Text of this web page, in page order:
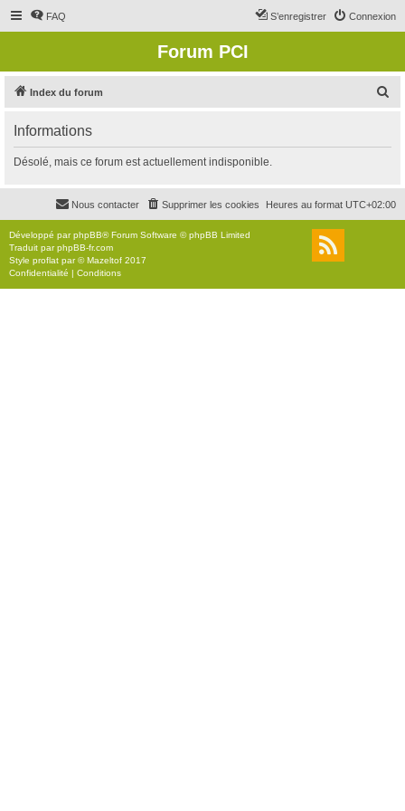
FAQ Connexion
S’enregistrer
Forum PCI
Index du forum
r
c
r
Informations
Désolé, mais ce forum est actuellement indisponible.
Heures au format UTC+02:00
Supprimer les cookies
Nous contacter
Développé parphpBB® Forum Software © phpBB Limited
Traduit parphpBB-fr.com
Style proflat par ©Mazeltof 2017
Confidentialité | Conditions